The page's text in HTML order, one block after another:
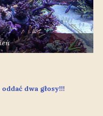
dwa głosy!!!